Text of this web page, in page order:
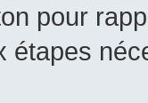
pour
étapes